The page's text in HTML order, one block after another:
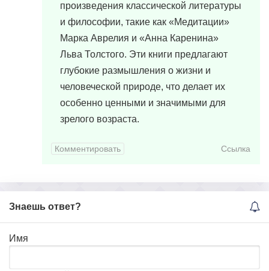
произведения классической литературы
и философии, такие как «Медитации»
Марка Аврелия и «Анна Каренина»
Льва Толстого. Эти книги предлагают
глубокие размышления о жизни и
человеческой природе, что делает их
особенно ценными и значимыми для
зрелого возраста.
Комментировать Ссылка
Знаешь ответ?
Имя